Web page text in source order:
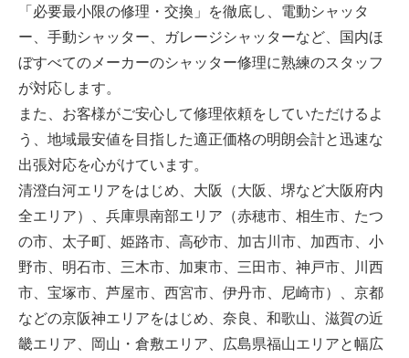
「必要最小限の修理・交換」を徹底し、電動シャッタ
ー、手動シャッター、ガレージシャッターなど、国内ほ
ぼすべてのメーカーのシャッター修理に熟練のスタッフ
が対応します。
また、お客様がご安心して修理依頼をしていただけるよ
う、地域最安値を目指した適正価格の明朗会計と迅速な
出張対応を心がけています。
清澄白河エリアをはじめ、大阪（大阪、堺など大阪府内
全エリア）、兵庫県南部エリア（赤穂市、相生市、たつ
の市、太子町、姫路市、高砂市、加古川市、加西市、小
野市、明石市、三木市、加東市、三田市、神戸市、川西
市、宝塚市、芦屋市、西宮市、伊丹市、尼崎市）、京都
などの京阪神エリアをはじめ、奈良、和歌山、滋賀の近
畿エリア、岡山・倉敷エリア、広島県福山エリアと幅広